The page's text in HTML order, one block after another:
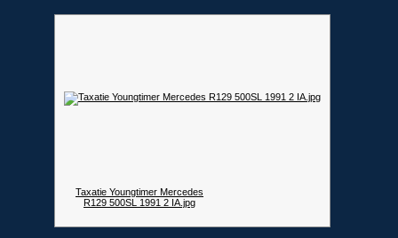
Taxatie Youngtimer Mercedes
R129 500SL 1991 2 IA.jpg